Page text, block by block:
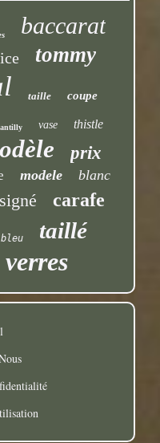
baccarat
tommy
taille coupe
vase thistle
prix
modele
blanc
signé carafe
bleu taillé
verres